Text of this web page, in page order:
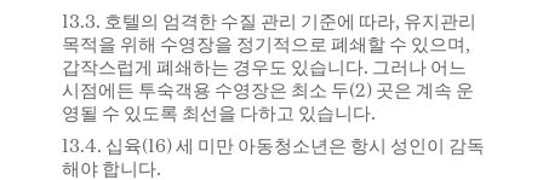
13.3. 호텔의 엄격한 수질 관리 기준에 따라, 유지관리
목적을 위해 수영장을 정기적으로 폐쇄할 수 있으며,
갑작스럽게 폐쇄하는 경우도 있습니다. 그러나 어느
시점에든 투숙객용 수영장은 최소 두(2) 곳은 계속 운
영될 수 있도록 최선을 다하고 있습니다.
13.4. 십육(16) 세 미만 아동청소년은 항시 성인이 감독
해야 합니다.